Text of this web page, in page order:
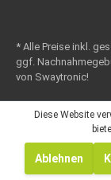
* Alle Preise inkl.
ggf.
von Swaytronic!
Diese Website
Ablehnen